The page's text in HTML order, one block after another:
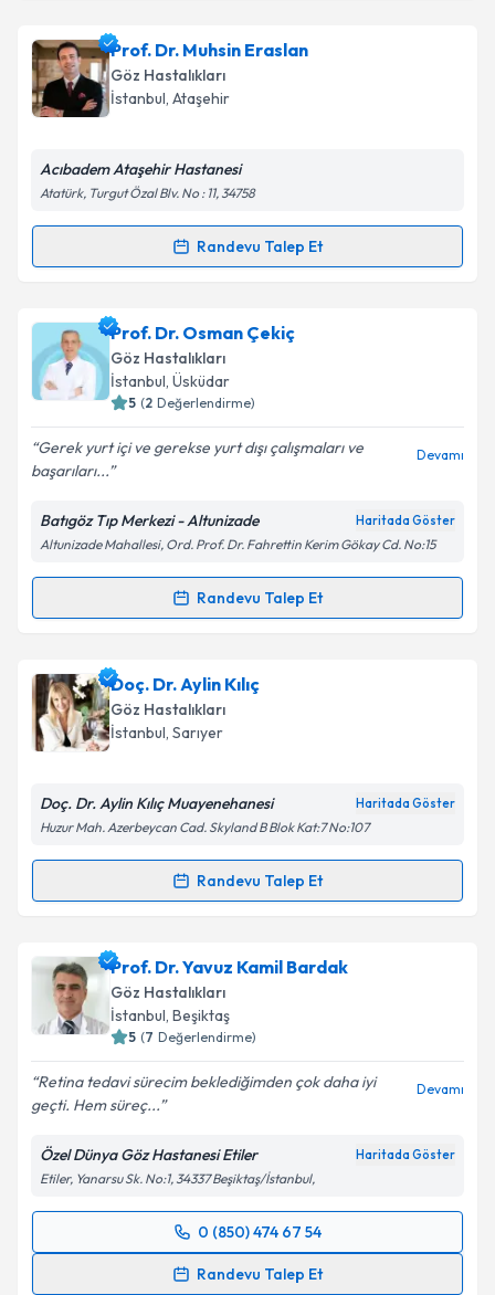
Prof. Dr. Muhsin Eraslan
Göz Hastalıkları
İstanbul, Ataşehir
Acıbadem Ataşehir Hastanesi
Atatürk, Turgut Özal Blv. No : 11, 34758
Randevu Talep Et
Randevu Takvimi Talebi
Prof. Dr. Muhsin Eraslaniçin randevu takvimi talebi
oluşturun. Size bu uzmandan randevu almanız için bir
takvim hazırlandığında e-posta ile bilgilendireceğiz.
Kişisel verilerimin işlenmesine ilişkin
Aydınlatma
Metni'ni okudum ve kişisel verilerimin belirtilen
kapsamda işlenmesini kabul ediyorum.
Prof. Dr. Osman Çekiç
Göz Hastalıkları
İstanbul, Üsküdar
5 (2 Değerlendirme)
Gerek yurt içi ve gerekse yurt dışı çalışmaları ve
başarıları...
Devamı
Batıgöz Tıp Merkezi - Altunizade Haritada Göster
Altunizade Mahallesi, Ord. Prof. Dr. Fahrettin Kerim Gökay Cd. No:15
Randevu Talep Et
Randevu Takvimi Talebi
Prof. Dr. Osman Çekiçiçin randevu takvimi talebi
oluşturun. Size bu uzmandan randevu almanız için bir
takvim hazırlandığında e-posta ile bilgilendireceğiz.
Kişisel verilerimin işlenmesine ilişkin
Metni'ni okudum ve kişisel verilerimin belirtilen
Takvim Talebini Gönder
Doç. Dr. Aylin Kılıç
Göz Hastalıkları
İstanbul, Sarıyer
Doç. Dr. Aylin Kılıç Muayenehanesi Haritada Göster
Huzur Mah. Azerbeycan Cad. Skyland B Blok Kat:7 No:107
Randevu Talep Et
Randevu Takvimi Talebi
Doç. Dr. Aylin Kılıçiçin randevu takvimi talebi
oluşturun. Size bu uzmandan randevu almanız için bir
takvim hazırlandığında e-posta ile bilgilendireceğiz.
Kişisel verilerimin işlenmesine ilişkin
Aydınlatma
Metni'ni okudum ve kişisel verilerimin belirtilen
kapsamda işlenmesini kabul ediyorum.
Takvim Talebini Gönder
Prof. Dr. Yavuz Kamil Bardak
Göz Hastalıkları
İstanbul, Beşiktaş
5 (7 Değerlendirme)
Retina tedavi sürecim beklediğimden çok daha iyi
geçti. Hem süreç...
Devamı
Özel Dünya Göz Hastanesi Etiler Haritada Göster
Etiler, Yanarsu Sk. No:1, 34337 Beşiktaş/İstanbul,
0 (850) 474 67 54
Randevu Talep Et
Randevu Takvimi Talebi